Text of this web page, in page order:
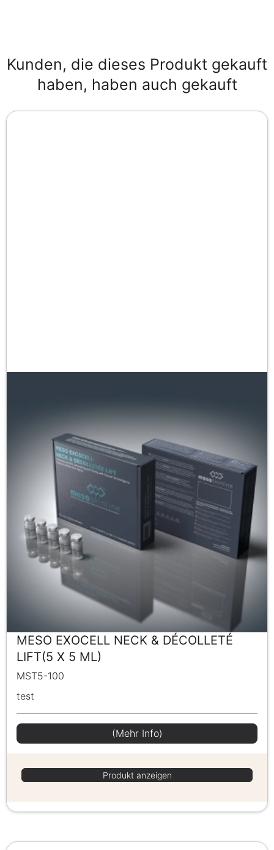
Kunden, die dieses Produkt gekauft
haben, haben auch gekauft
MESO EXOCELL NECK & DÉCOLLETÉ
LIFT(5 X 5 ML)
MST5-100
test
(Mehr Info)
Produkt anzeigen